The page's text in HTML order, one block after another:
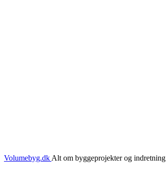
Volumebyg.dk Alt om byggeprojekter og indretning